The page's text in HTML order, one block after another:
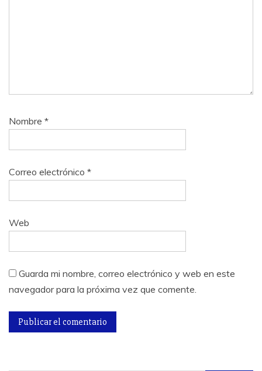
Nombre *
Correo electrónico *
Web
Guarda mi nombre, correo electrónico y web en este
navegador para la próxima vez que comente.